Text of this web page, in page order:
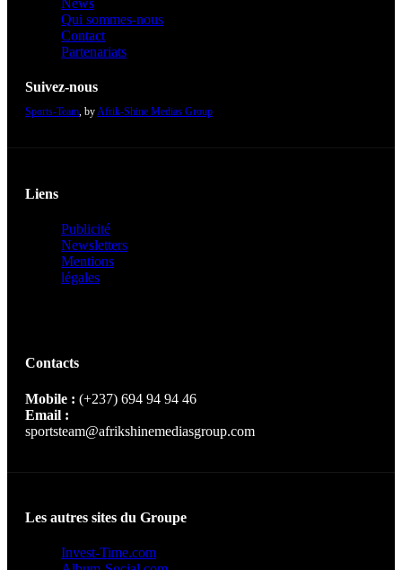
News
Qui sommes-nous
Contact
Partenariats
Suivez-nous
Sports-Team, byAfrik-Shine Medias Group
Liens
Publicité
Newsletters
Mentions
légales
Contacts
Mobile : (+237) 694 94 94 46
Email :
sportsteam@afrikshinemediasgroup.com
Les autres sites du Groupe
Invest-Time.com